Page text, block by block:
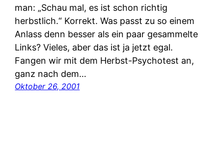
man: „Schau mal, es ist schon richtig
herbstlich.“ Korrekt. Was passt zu so einem
Anlass denn besser als ein paar gesammelte
Links? Vieles, aber das ist ja jetzt egal.
Fangen wir mit dem Herbst-Psychotest an,
ganz nach dem…
Oktober 26, 2001